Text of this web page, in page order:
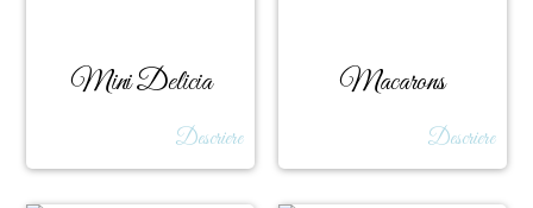
Mini Delicia
Descriere
Macarons
Descriere